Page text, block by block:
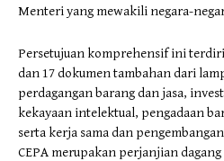
Menteri yang mewakili negara-
Persetujuan komprehensif ini
dan 17 dokumen tambahan dari
perdagangan barang dan jasa,
kekayaan intelektual, pengadaan
serta kerja sama dan
CEPA merupakan perjanjian